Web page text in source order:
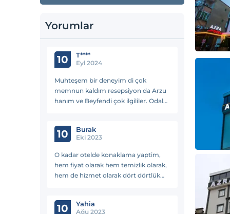
Yorumlar
10 T****
Eyl 2024
Muhteşem bir deneyim di çok
memnun kaldım resepsiyon da Arzu
hanım ve Beyfendi çok ilgililer. Odalar
kalmam. 3 gece kaldm çok
memnunum
10 Burak
Eki 2023
O kadar otelde konaklama yaptim,
hem fiyat olarak hem temizlik olarak,
hem de hizmet olarak dört dörtlük
baska yer aramayacağım.
10 Yahia
Ağu 2023